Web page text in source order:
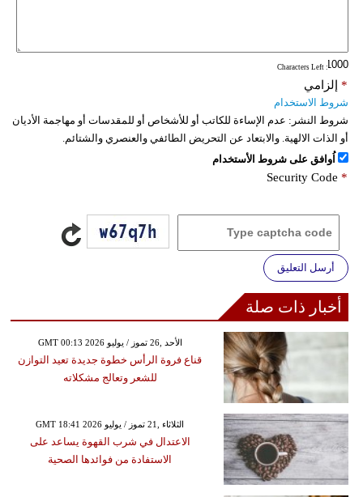
: Characters Left
إلزامي *
شروط الاستخدام
شروط النشر: عدم الإساءة للكاتب أو للأشخاص أو للمقدسات أو مهاجمة الأديان
أو الذات الالهية. والابتعاد عن التحريض الطائفي والعنصري والشتائم.
اُوافق على شروط الأستخدام
Security Code *
أرسل التعليق
أخبار ذات صلة
GMT 00:13 2026 الأحد ,26 تموز / يوليو
قناع فروة الرأس خطوة جديدة تعيد التوازن
للشعر وتعالج مشكلاته
GMT 18:41 2026 الثلاثاء ,21 تموز / يوليو
الاعتدال في شرب القهوة يساعد على
الاستفادة من فوائدها الصحية